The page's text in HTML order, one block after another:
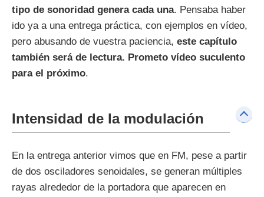
tipo de sonoridad genera cada una. Pensaba haber
ido ya a una entrega práctica, con ejemplos en vídeo,
pero abusando de vuestra paciencia, este capítulo
también será de lectura. Prometo vídeo suculento
para el próximo.
Intensidad de la modulación
En la entrega anterior vimos que en FM, pese a partir
de dos osciladores senoidales, se generan múltiples
rayas alrededor de la portadora que aparecen en